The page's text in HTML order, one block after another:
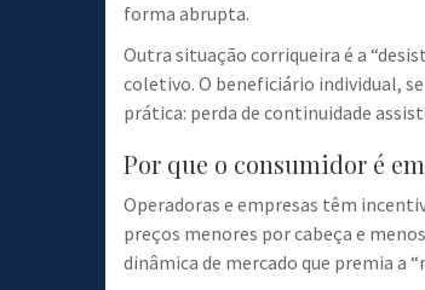
forma abrupta.
Outra situação corriqueira é a
coletivo. O beneficiário individual,
prática: perda de continuidade
Por que o consumidor é
Operadoras e empresas têm
preços menores por cabeça e
dinâmica de mercado que premia a